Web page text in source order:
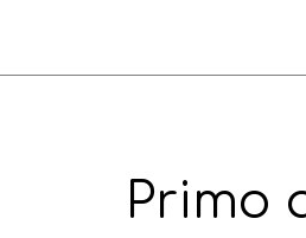
Primo